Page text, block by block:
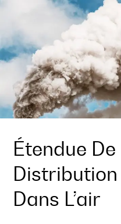
Étendue De
Distribution
Dans L’air